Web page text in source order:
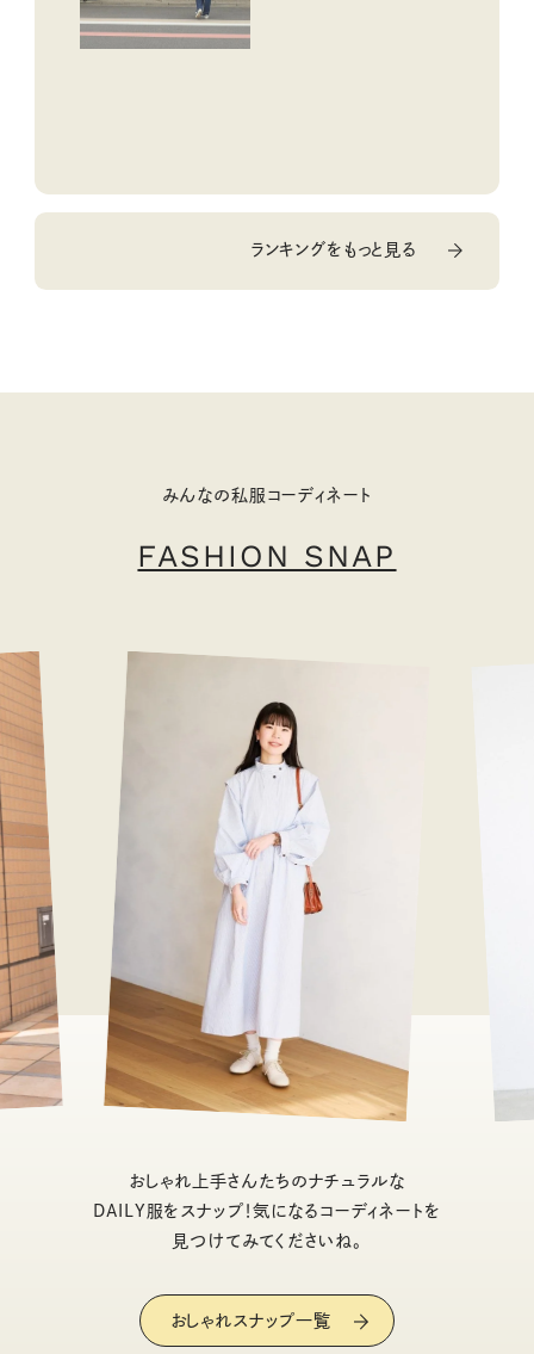
ランキングをもっと見る
みんなの私服コーディネート
FASHION SNAP
おしゃれ上手さんたちのナチュラルな
DAILY服をスナップ！気になるコーディネートを
見つけてみてくださいね。
おしゃれスナップ一覧